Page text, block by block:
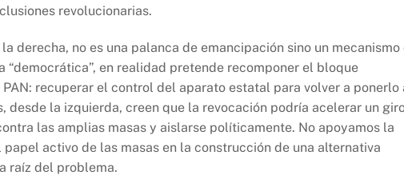
revolucionarias.
derecha, no es una palanca de emancipación sino un mecanismo
“democrática”, en realidad pretende recomponer el bloque
recuperar el control del aparato estatal para volver a ponerlo
desde la izquierda, creen que la revocación podría acelerar un
las amplias masas y aislarse políticamente. No apoyamos la
activo de las masas en la construcción de una alternativa
raíz del problema.